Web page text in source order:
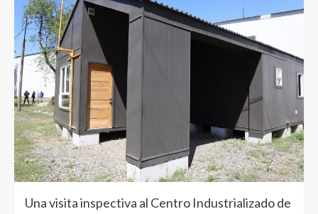
Una visita inspectiva al Centro Industrializado de